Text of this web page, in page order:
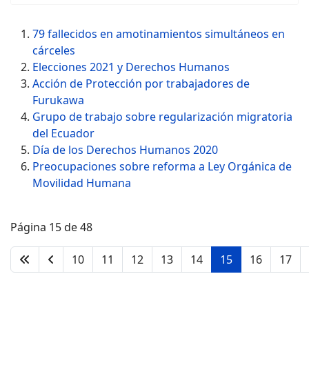
79 fallecidos en amotinamientos simultáneos en
cárceles
Elecciones 2021 y Derechos Humanos
Acción de Protección por trabajadores de
Furukawa
Grupo de trabajo sobre regularización migratoria
del Ecuador
Día de los Derechos Humanos 2020
Preocupaciones sobre reforma a Ley Orgánica de
Movilidad Humana
Página 15 de 48
10 11 12 13 14 15 16 17